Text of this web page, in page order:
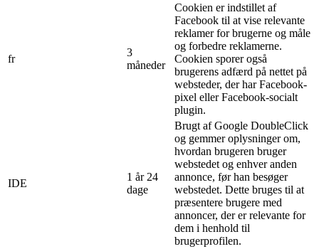
fr
3
måneder
Cookien er indstillet af
Facebook til at vise relevante
reklamer for brugerne og måle
og forbedre reklamerne.
Cookien sporer også
brugerens adfærd på nettet på
websteder, der har Facebook-
pixel eller Facebook-socialt
plugin.
IDE
1 år 24
dage
Brugt af Google DoubleClick
og gemmer oplysninger om,
hvordan brugeren bruger
webstedet og enhver anden
annonce, før han besøger
webstedet. Dette bruges til at
præsentere brugere med
annoncer, der er relevante for
dem i henhold til
brugerprofilen.